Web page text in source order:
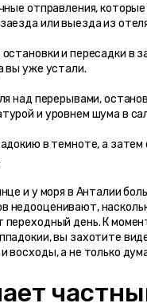
отправления,
остановки и пересадки в
над перерывами,
в темноте, а
и у моря в Анталии
недооценивают,
день. К
вы захотите
восходы, а не только